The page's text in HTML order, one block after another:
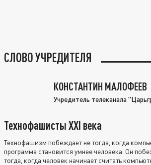
СЛОВО УЧРЕДИТЕЛЯ
КОНСТАНТИН МАЛОФЕЕВ
Учредитель телеканала
Технофашисты XXI века
Технофашизм побеждает не тогда, когда
программа становится умнее человека. Он
тогда, когда человек начинает считать